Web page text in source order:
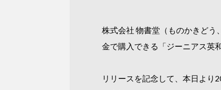
株式会社 物書堂（ものかきどう
金で購入できる「ジーニアス英
リリースを記念して、本日より